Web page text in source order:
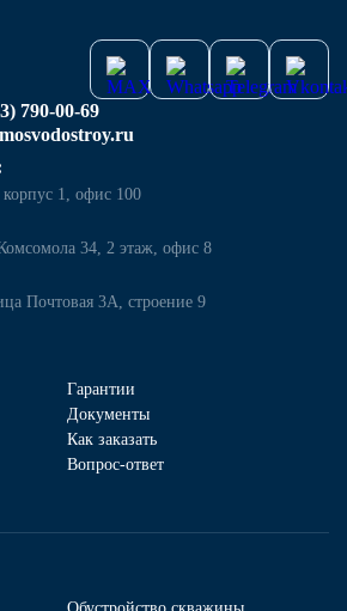
Гарантии
Документы
Как заказать
Вопрос-ответ
790-00-69
1, офис 100
34, 2 этаж, офис 8
Почтовая 3А, строение 9